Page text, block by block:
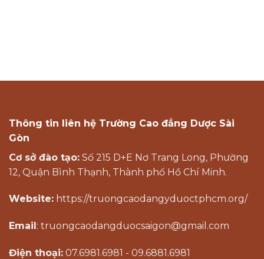
Thông tin liên hệ Trường Cao đẳng Dược Sài
Gòn
Cơ sở đào tạo: Số 215 D+E Nơ Trang Long, Phường
12, Quận Bình Thạnh, Thành phố Hồ Chí Minh.
Website: https://truongcaodangyduoctphcm.org/
Email : truongcaodangduocsaigon@gmail.com
Điện thoại: 07.6981.6981 - 09.6881.6981